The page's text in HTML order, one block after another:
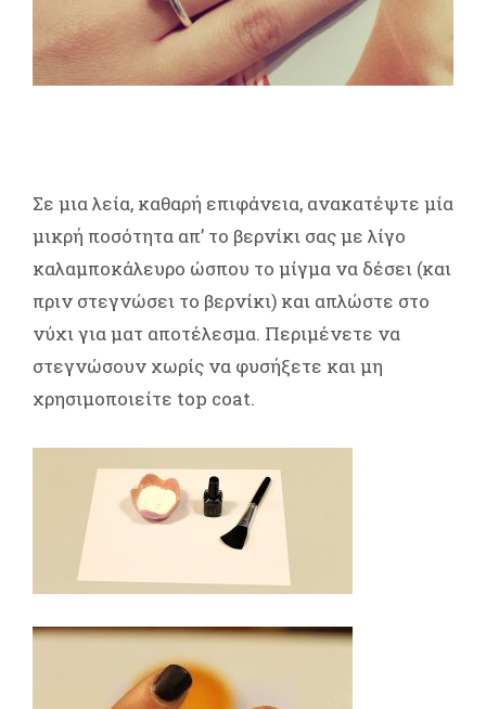
Σε μια λεία, καθαρή επιφάνεια, ανακατέψτε μία
μικρή ποσότητα απ’ το βερνίκι σας με λίγο
καλαμποκάλευρο ώσπου το μίγμα να δέσει (και
πριν στεγνώσει το βερνίκι) και απλώστε στο
νύχι για ματ αποτέλεσμα. Περιμένετε να
στεγνώσουν χωρίς να φυσήξετε και μη
χρησιμοποιείτε top coat.